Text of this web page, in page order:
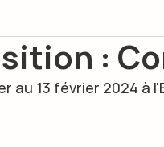
:
au 13 février 2024 à